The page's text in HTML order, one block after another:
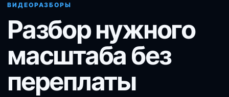
ВИДЕОРАЗБОРЫ
Разбор нужного
масштаба без
переплаты